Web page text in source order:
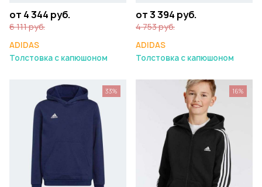
от 4 344 руб.
6 111 руб.
ADIDAS
Толстовка с капюшоном
от 3 394 руб.
4 753 руб.
ADIDAS
Толстовка с капюшоном
33% 16%